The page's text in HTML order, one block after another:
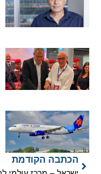
הכתבה הקודמת